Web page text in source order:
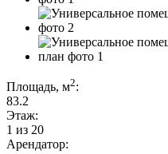
Площадь, м2:
83.2
Этаж:
1 из 20
Арендатор: